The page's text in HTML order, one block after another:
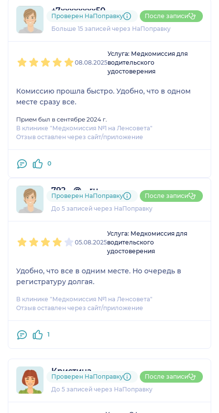
+7xxxxxxxx50
9 отзывов
Больше 15 записей через НаПоправку
Проверен НаПоправку После записи
08.08.2025
Услуга: Медкомиссия для
водительского
удостоверения
Комиссию прошла быстро. Удобно, что в одном
месте сразу все.
Прием был в сентябре 2024 г.
В клинике "Медкомиссия №1 на Ленсовета"
Отзыв оставлен через сайт/приложение
0
792....@....ru
1 отзыв
До 5 записей через НаПоправку
Проверен НаПоправку После записи
05.08.2025
Услуга: Медкомиссия для
водительского
удостоверения
Удобно, что все в одним месте. Но очередь в
регистратуру долгая.
В клинике "Медкомиссия №1 на Ленсовета"
Отзыв оставлен через сайт/приложение
1
Кристина
1 отзыв
До 5 записей через НаПоправку
Проверен НаПоправку После записи